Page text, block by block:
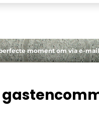
moment om via e-